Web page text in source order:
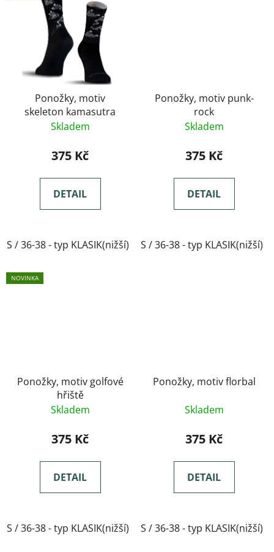
Ponožky, motiv
skeleton kamasutra
Skladem
375 Kč
DETAIL
S / 36-38 - typ KLASIK(nižší) M / 39-41- typ KLASIK(nižší)
Ponožky, motiv punk-
rock
Skladem
375 Kč
DETAIL
S / 36-38 - typ KLASIK(nižší)
NOVINKA
Ponožky, motiv golfové
hřiště
Skladem
375 Kč
DETAIL
S / 36-38 - typ KLASIK(nižší) M / 39-41- typ KLASIK(nižší)
Ponožky, motiv florbal
Skladem
375 Kč
DETAIL
S / 36-38 - typ KLASIK(nižší)